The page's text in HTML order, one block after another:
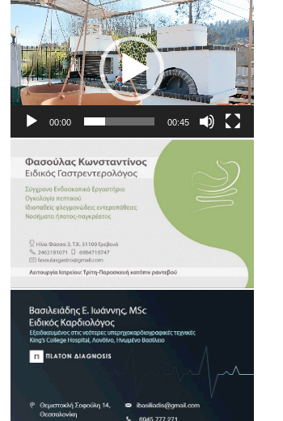
Πρόγραμμα
Αναπαραγωγής
Βίντεο
00:00 00:45